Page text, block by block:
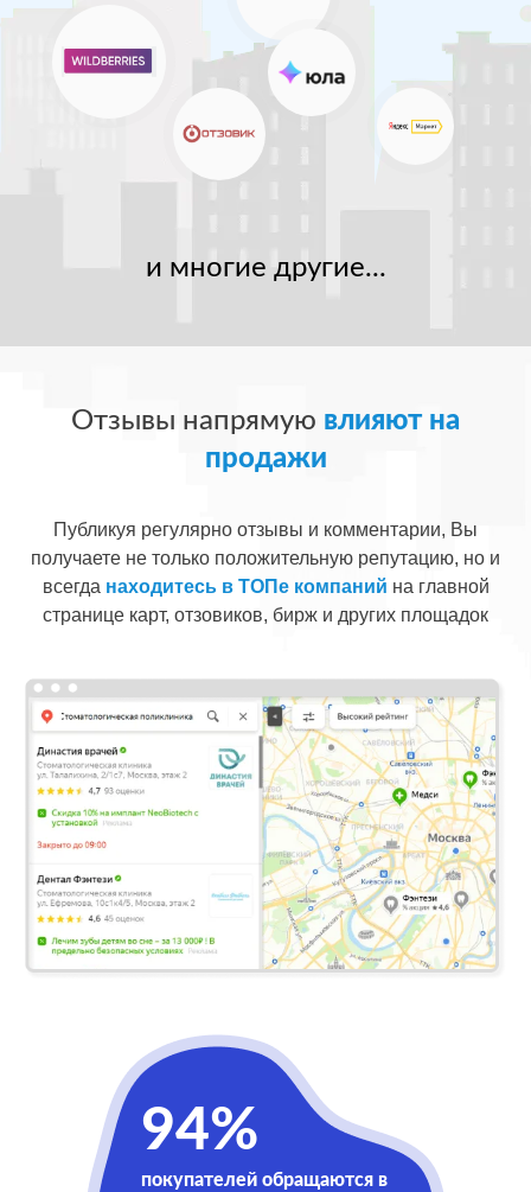
и многие другие...
Отзывы напрямую влияют на
продажи
Публикуя регулярно отзывы и комментарии, Вы
получаете не только положительную репутацию, но и
всегда находитесь в ТОПе компаний на главной
странице карт, отзовиков, бирж и других площадок
94%
покупателей обращаются в